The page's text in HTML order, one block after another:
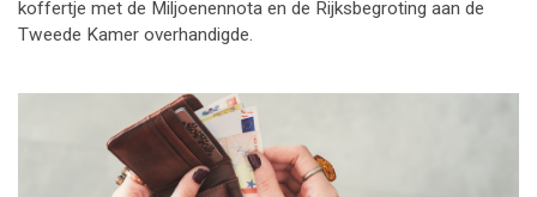
koffertje met de Miljoenennota en de Rijksbegroting aan de
Tweede Kamer overhandigde.